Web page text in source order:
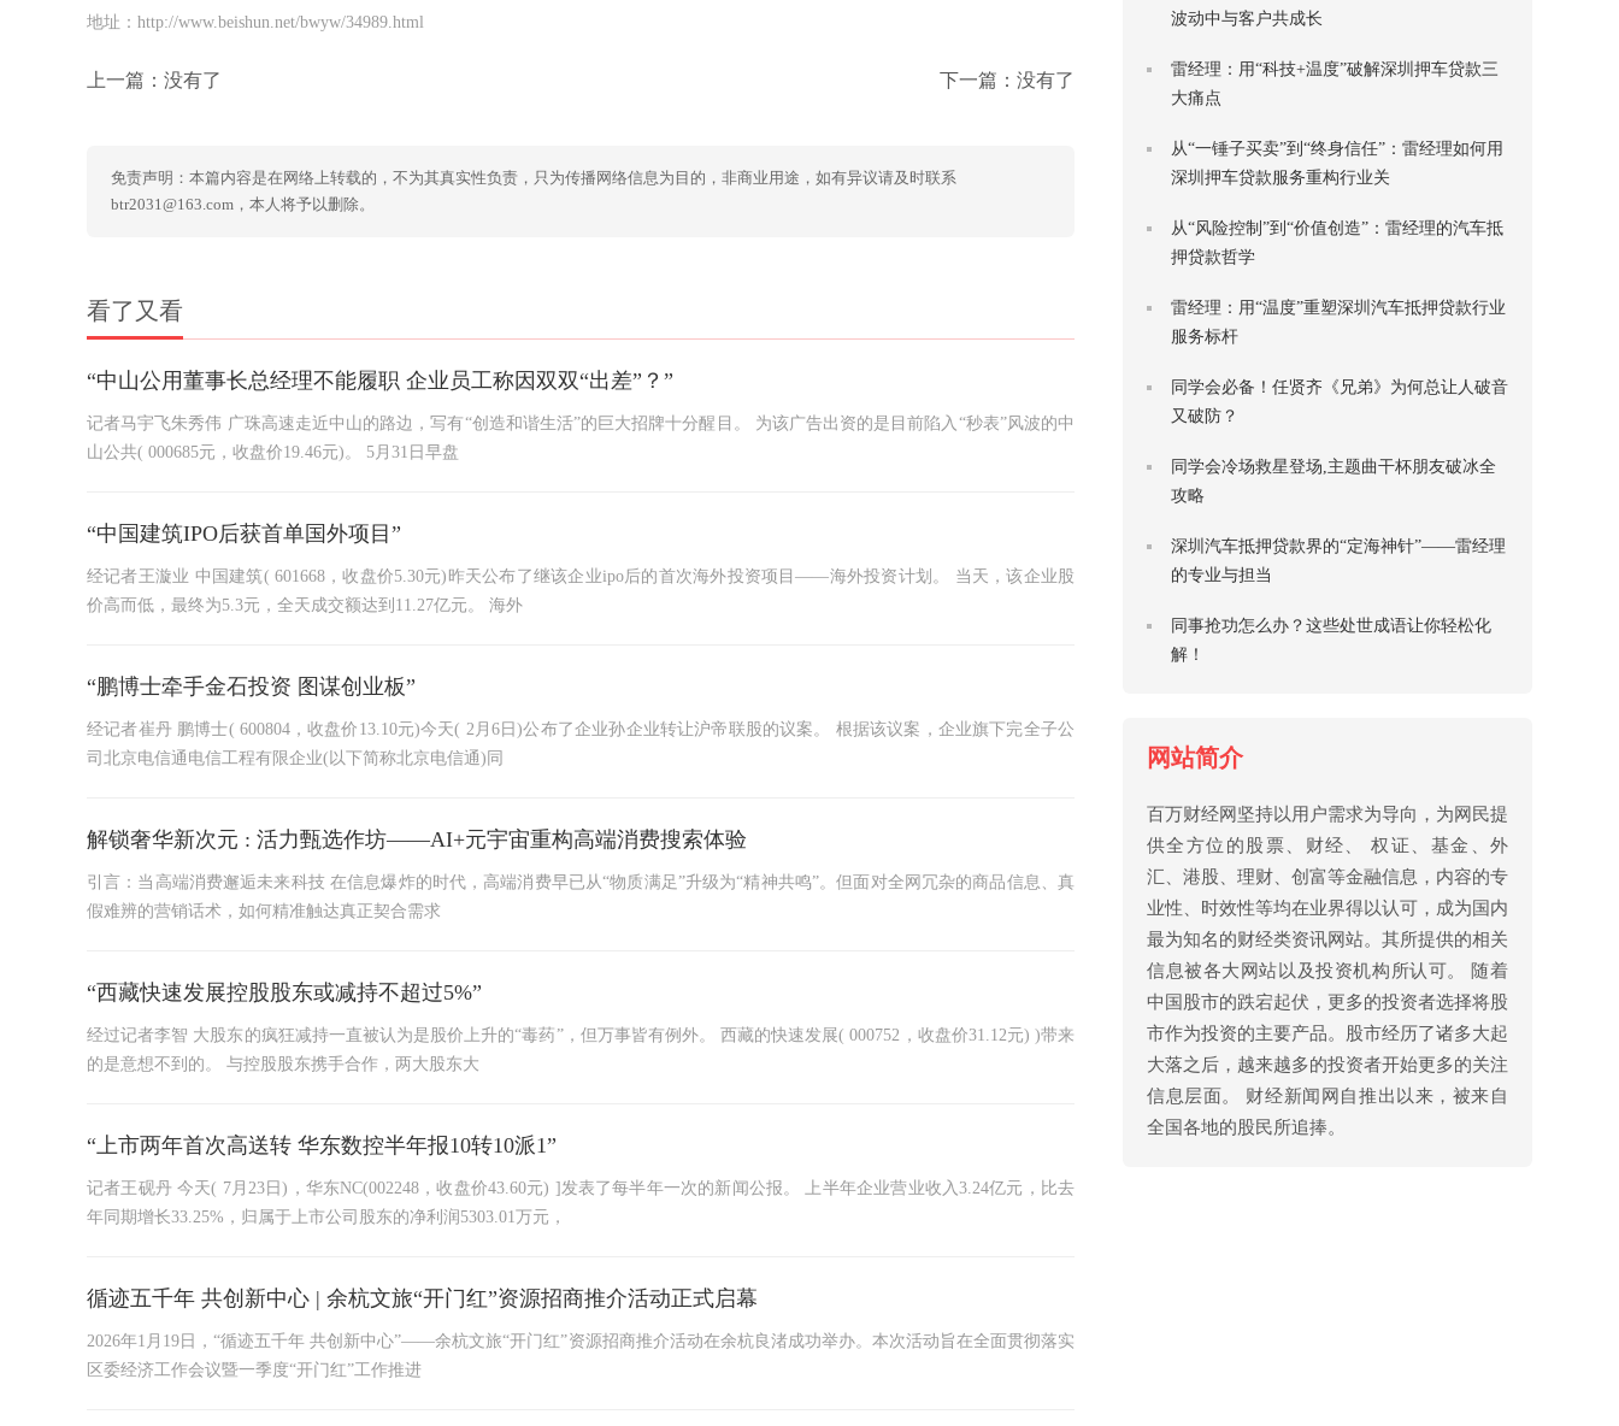
地址：http://www.beishun.net/bwyw/34989.html
上一篇：没有了 下一篇：没有了
免责声明：本篇内容是在网络上转载的，不为其真实性负责，只为传播网络信息为目的，非商业用途，如有异议请及时联系
btr2031@163.com，本人将予以删除。
看了又看
“中山公用董事长总经理不能履职 企业员工称因双双“出差”？”
记者马宇飞朱秀伟 广珠高速走近中山的路边，写有“创造和谐生活”的巨大招牌十分醒目。 为该广告出资的是目前陷入“秒表”风波的中
山公共( 000685元，收盘价19.46元)。 5月31日早盘
“中国建筑IPO后获首单国外项目”
经记者王漩业 中国建筑( 601668，收盘价5.30元)昨天公布了继该企业ipo后的首次海外投资项目——海外投资计划。 当天，该企业股
价高而低，最终为5.3元，全天成交额达到11.27亿元。 海外
“鹏博士牵手金石投资 图谋创业板”
经记者崔丹 鹏博士( 600804，收盘价13.10元)今天( 2月6日)公布了企业孙企业转让沪帝联股的议案。 根据该议案，企业旗下完全子公
司北京电信通电信工程有限企业(以下简称北京电信通)同
解锁奢华新次元 : 活力甄选作坊——AI+元宇宙重构高端消费搜索体验
引言：当高端消费邂逅未来科技 在信息爆炸的时代，高端消费早已从“物质满足”升级为“精神共鸣”。但面对全网冗杂的商品信息、真
假难辨的营销话术，如何精准触达真正契合需求
“西藏快速发展控股股东或减持不超过5%”
经过记者李智 大股东的疯狂减持一直被认为是股价上升的“毒药”，但万事皆有例外。 西藏的快速发展( 000752，收盘价31.12元) )带来
的是意想不到的。 与控股股东携手合作，两大股东大
“上市两年首次高送转 华东数控半年报10转10派1”
记者王砚丹 今天( 7月23日)，华东NC(002248，收盘价43.60元) ]发表了每半年一次的新闻公报。 上半年企业营业收入3.24亿元，比去
年同期增长33.25%，归属于上市公司股东的净利润5303.01万元，
循迹五千年 共创新中心 | 余杭文旅“开门红”资源招商推介活动正式启幕
2026年1月19日，“循迹五千年 共创新中心”——余杭文旅“开门红”资源招商推介活动在余杭良渚成功举办。本次活动旨在全面贯彻落实
区委经济工作会议暨一季度“开门红”工作推进
波动中与客户共成长
雷经理：用“科技+温度”破解深圳押车贷款三
大痛点
从“一锤子买卖”到“终身信任”：雷经理如何用
深圳押车贷款服务重构行业关
从“风险控制”到“价值创造”：雷经理的汽车抵
押贷款哲学
雷经理：用“温度”重塑深圳汽车抵押贷款行业
服务标杆
同学会必备！任贤齐《兄弟》为何总让人破音
又破防？
同学会冷场救星登场,主题曲干杯朋友破冰全
攻略
深圳汽车抵押贷款界的“定海神针”——雷经理
的专业与担当
同事抢功怎么办？这些处世成语让你轻松化
解！
网站简介
百万财经网坚持以用户需求为导向，为网民提
供全方位的股票、财经、 权证、基金、外
汇、港股、理财、创富等金融信息，内容的专
业性、时效性等均在业界得以认可，成为国内
最为知名的财经类资讯网站。其所提供的相关
信息被各大网站以及投资机构所认可。 随着
中国股市的跌宕起伏，更多的投资者选择将股
市作为投资的主要产品。股市经历了诸多大起
大落之后，越来越多的投资者开始更多的关注
信息层面。 财经新闻网自推出以来，被来自
全国各地的股民所追捧。